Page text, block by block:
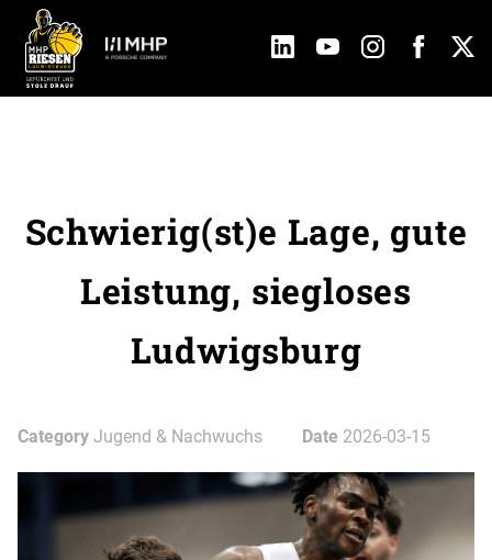
Schwierig(st)e Lage, gute
Leistung, siegloses
Ludwigsburg
Category Jugend & Nachwuchs Date 2026-03-15